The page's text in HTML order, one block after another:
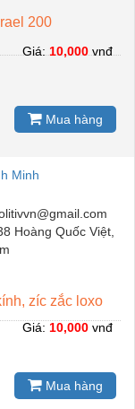
200
Giá: 10,000 vnđ
Mua hàng
Minh
Hoàng Quốc Việt,
zíc zắc loxo
Giá: 10,000 vnđ
Mua hàng